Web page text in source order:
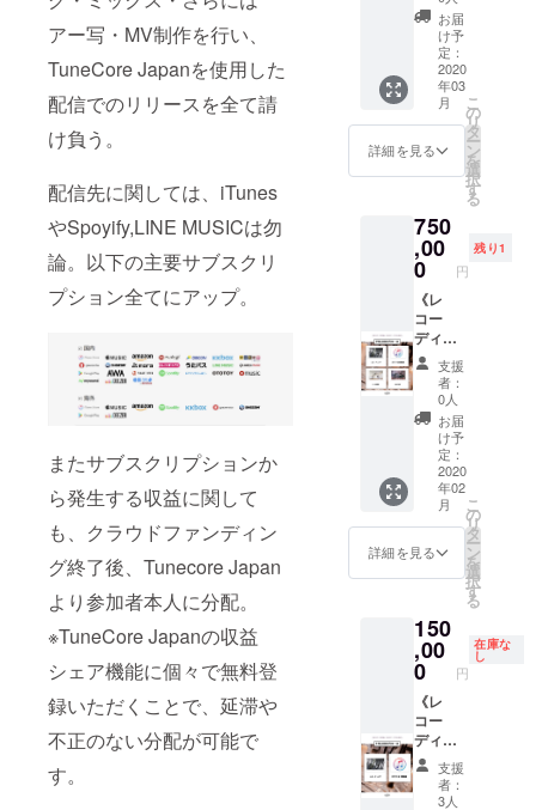
アー写・MV制作を行い、
TuneCore Japanを使用した
配信でのリリースを全て請
け負う。
配信先に関しては、iTunes
やSpoyify,LINE MUSICは勿
論。以下の主要サブスクリ
プション全てにアップ。
またサブスクリプションか
ら発生する収益に関して
も、クラウドファンディン
グ終了後、Tunecore Japan
より参加者本人に分配。
※TuneCore Japanの収益
シェア機能に個々で無料登
録いただくことで、延滞や
不正のない分配が可能で
す。
トペー
ジより
お問い
合わせ
をお願
い致し
※出荷情
報掲載
後、3ヶ
経過し
た場合
のリ
ターン
未着の
お問い
合わせ
に関し
まして
は対応
致しか
ねま
す。予
めご了
承くだ
さい。
ラック
のステ
ムと、
2mixの
トラッ
クをそ
送付お
願い致
リター
ンは
CAMPF
メッ
セージ
より
gigafile
などの
データ
便で送
付いた
しま
す。ダ
ウン
ロード
ござい
ますの
のダウ
ンロー
ドをお
しま
す。期
限を経
過する
場合
は、再
に関し
てはそ
のまま
フォー
マット
で送付
頂いて
にはプ
ロジェ
クトの
セッ
ション
ファイ
ルは不
要で
す。ス
テム
データ
のみで
お願い
致しま
す。 ※
ボーカ
ルト
ラック
イパス
した状
態でお
願い致
しま
す。 ※
ベスト
テイク
をセレ
クトし
ル都合
等によ
り実施
が不可
となる
場合の
責任は
負いか
10:00〜
22:00
で、こ
ちらか
らの割
り振り
となり
ます。
時間の
ご希望
には沿
いかね
ますの
でご注
意くだ
さい。
※リター
ンは
セージ
より
gigafile
などの
データ
便で送
付いた
しま
す。ダ
ウン
設定を
お願い
致しま
す。 ※
撮影日
程は上
記のみ
となり
ます
為、必
が可能
な方の
み支援
をお願
い致し
ます。
万が
一、支
援者の
スケ
ジュー
ル都合
等によ
り実施
が不可
となる
場合の
責任は
負いか
ねま
時間は
10:00〜
22:00
で、こ
ちらか
らの割
り振り
となり
ます。
時間の
音源を
収録、
販売
し、さ
らに権
利譲渡
も行
う。 ※
リター
ンに関
案内、
注意事
項、レ
コー
ディン
グ実施
時間は
2/1に
CAMPF
IRE内
メッ
セージ
にて個
別に送
信致し
ます。
必ず受
信可能
なメー
ルアド
設定を
お願い
致しま
す。 ※
レコー
ディン
グ日程
は上記
のみと
なりま
めるMV
ドラマ
シーン
を、武
瑠立会
いの
元、同
じス
タッフ
陣で撮
日完成
版MVが
データ
で戻っ
てく
る。 ★
レコー
ディン
グコー
スと同
時支援
で音源
はレ
コー
ディン
グ音源
に変更
可能 ※
リター
ンに関
案内、
注意事
項、撮
影実施
時間は
2/8頃に
CAMPF
IRE内
メッ
セージ
日祝》
ぼくの
じゃな
い支援
者ver.
キャス
トでの
MV撮影
コー
ス】 ぼ
じゃな
い支援
者ver.
キャス
トでの
MV撮影
・支援
者が
キャス
トを務
めるMV
ドラマ
シーン
を、武
瑠立会
いの
元、同
じス
タッフ
陣で撮
日完成
版MVが
データ
で戻っ
てく
る。 ★
レコー
ディン
グコー
スと同
お届
け予
定：
2020
年03
月
詳細を見る
こ
の
リ
タ
ー
ン
を
選
択
す
る
750
,00
0 円
残り1
《レ
コー
ディン
グ日
程：2月
(日)》
《MV撮
影日
程：2月
11日
(火・
祝)》
【《土
日祝》
レコー
グ&MV
撮影&
アー写
撮影
コー
ス】 武
瑠指導
の元、
歌唱
REC、
支援
者：
0人
お届
け予
定：
2020
年02
月
詳細を見る
こ
の
リ
タ
ー
ン
を
選
択
す
る
150
,00
0 円
在庫な
し
《レ
コー
ディン
グ日
程：2月
支援
者：
3人